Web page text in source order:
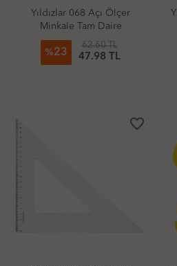
Yıldızlar 068 Açı Ölçer
Minkale Tam Daire
Protractors 360Cc
%23
62.60 TL
47.98 TL
favorite_border